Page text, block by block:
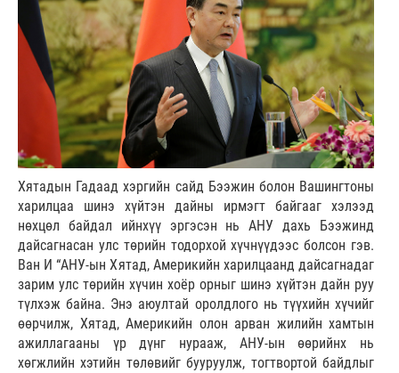
Хятадын Гадаад хэргийн сайд Бээжин болон Вашингтоны
харилцаа шинэ хүйтэн дайны ирмэгт байгааг хэлээд
нөхцөл байдал ийнхүү эргэсэн нь АНУ дахь Бээжинд
дайсагнасан улс төрийн тодорхой хүчнүүдээс болсон гэв.
Ван И “АНУ-ын Хятад, Америкийн харилцаанд дайсагнадаг
зарим улс төрийн хүчин хоёр орныг шинэ хүйтэн дайн руу
түлхэж байна. Энэ аюултай оролдлого нь түүхийн хүчийг
өөрчилж, Хятад, Америкийн олон арван жилийн хамтын
ажиллагааны үр дүнг нурааж, АНУ-ын өөрийнх нь
хөгжлийн хэтийн төлөвийг бууруулж, тогтвортой байдлыг